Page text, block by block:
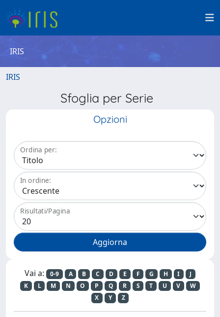
IRIS
IRIS
Sfoglia per Serie
Opzioni
Ordina per:
In ordine:
Risultati/Pagina
Vai a: 0-9 A B C D E F G H I
J
K
L M N O P Q R S T U V
W
X
Y Z